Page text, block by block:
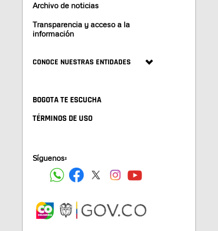
Archivo de noticias
Transparencia y acceso a la
información
CONOCE NUESTRAS ENTIDADES
BOGOTA TE ESCUCHA
TÉRMINOS DE USO
Síguenos: